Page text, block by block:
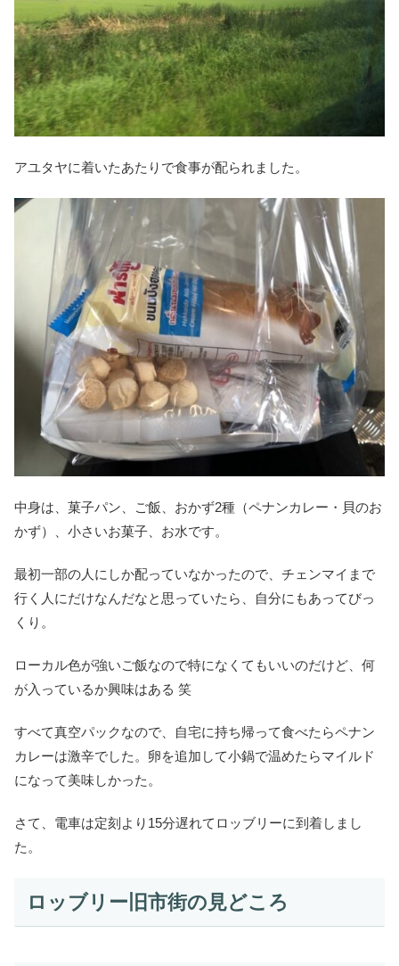
アユタヤに着いたあたりで食事が配られました。
中身は、菓子パン、ご飯、おかず2種（ペナンカレー・貝のお
かず）、小さいお菓子、お水です。
最初一部の人にしか配っていなかったので、チェンマイまで
行く人にだけなんだなと思っていたら、自分にもあってびっ
くり。
ローカル色が強いご飯なので特になくてもいいのだけど、何
が入っているか興味はある 笑
すべて真空パックなので、自宅に持ち帰って食べたらペナン
カレーは激辛でした。卵を追加して小鍋で温めたらマイルド
になって美味しかった。
さて、電車は定刻より15分遅れてロッブリーに到着しまし
た。
ロッブリー旧市街の見どころ